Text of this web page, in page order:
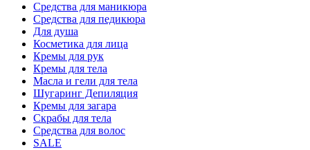
Средства для маникюра
Средства для педикюра
Для душа
Косметика для лица
Кремы для рук
Кремы для тела
Масла и гели для тела
Шугаринг Депиляция
Кремы для загара
Скрабы для тела
Средства для волос
SALE